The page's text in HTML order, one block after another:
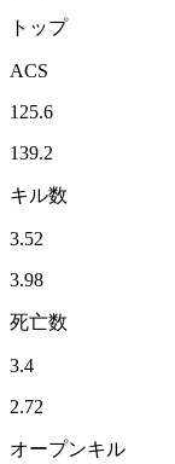
トップ
ACS
125.6
139.2
キル数
3.52
3.98
死亡数
3.4
2.72
オープンキル